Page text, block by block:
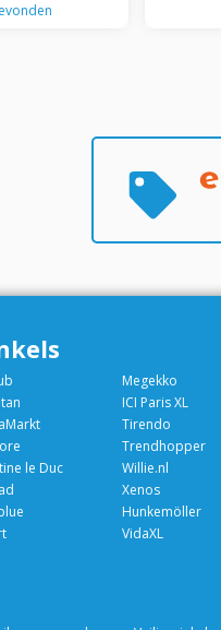
le Duc
Megekko
ICI Paris XL
Tirendo
Trendhopper
Willie.nl
Xenos
Hunkemöller
VidaXL